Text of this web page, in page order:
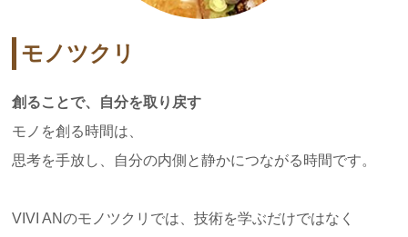
モノツクリ
創ることで、自分を取り戻す
モノを創る時間は、
思考を手放し、自分の内側と静かにつながる時間です。
VIVI ANのモノツクリでは、技術を学ぶだけではなく